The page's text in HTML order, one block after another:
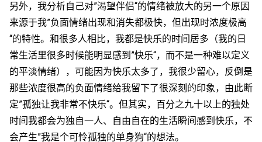
另外，我分析自己对”渴望伴侣“的情绪被放大的另一个原因
来源于我”负面情绪出现和消失都极快，但出现时浓度极高
“的特性。和很多人相比，我都是快乐的时间居多（我的日
常生活里很多时候能明显感到”快乐“，而不是一种难以定义
的平淡情绪），可能因为快乐太多了，我很少留心，反倒是
那些浓度很高的负面情绪给我留下了很深刻的印象，由此断
定”孤独让我非常不快乐“。但其实，百分之九十以上的独处
时间我都会为独自一人、自由自在的生活瞬间感到快乐，不
会产生”我是个可怜孤独的单身狗“的想法。